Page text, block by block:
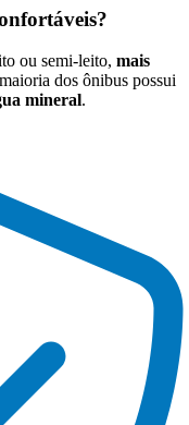
?
ou semi-leito, mais
dos ônibus possui
mineral.